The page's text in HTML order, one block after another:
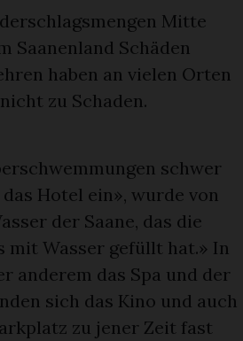
Mitte
Saanenland Schäden
haben an vielen Orten
zu Schaden.
schwer
Hotel ein», wurde von
der Saane, das die
mit Wasser gefüllt hat.» In
anderem das Spa und der
sich das Kino und auch
zu jener Zeit fast